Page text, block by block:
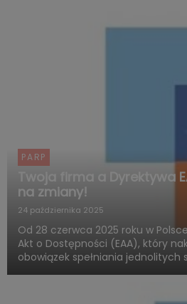
PARP
Twoja firma a Dyrektywa
na zmiany!
24 października 2025
Od 28 czerwca 2025 roku w
Akt o Dostępności (EAA), który
obowiązek spełniania jednolitych